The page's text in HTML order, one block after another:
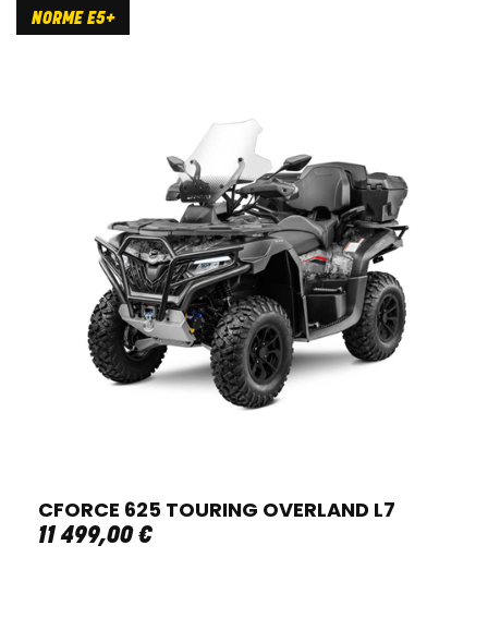
NORME E5+
CFORCE 625 TOURING OVERLAND L7
11 499,00€